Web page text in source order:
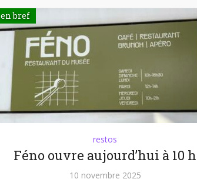
en bref
restos
Féno ouvre aujourd’hui à 10 h
10 novembre 2025